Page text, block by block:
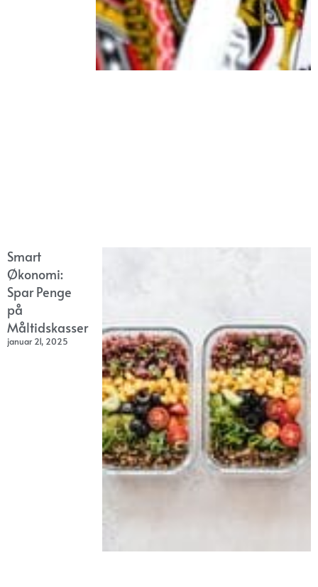
Smart
Økonomi:
Spar Penge
på
Måltidskasser
januar 21, 2025